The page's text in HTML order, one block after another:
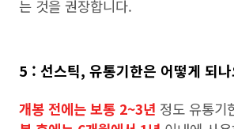
는 것을 권장합니다.
5 : 선스틱, 유통기한은 어떻게 되
개봉 전에는 보통 2~3년 정도 유통기